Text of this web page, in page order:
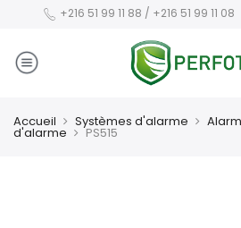
+216 51 99 11 88 / +216 51 99 11 08
Accueil Systèmes d'alarme
d'alarme PS515